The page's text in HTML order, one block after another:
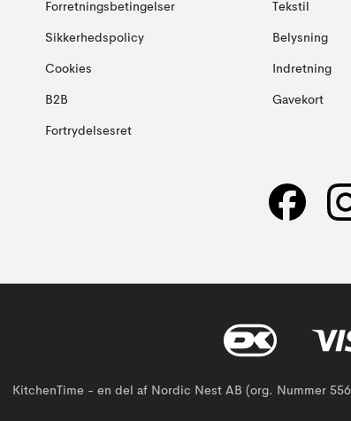
Forretningsbetingelser
Sikkerhedspolicy
Cookies
B2B
Fortrydelsesret
Tekstil
Belysning
Indretning
Gavekort
KitchenTime - en del af Nordic Nest AB (org. Nummer